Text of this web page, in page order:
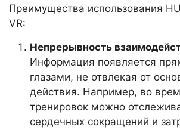
Преимущества использования
VR:
Непрерывность
Информация появляется
глазами, не отвлекая от
действия. Например, во
тренировок можно
сердечных сокращений и